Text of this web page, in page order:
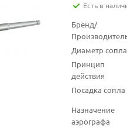
Есть в
Бренд/
Диаметр сопла
Принцип
действия
Посадка сопла
Назначение
аэрографа